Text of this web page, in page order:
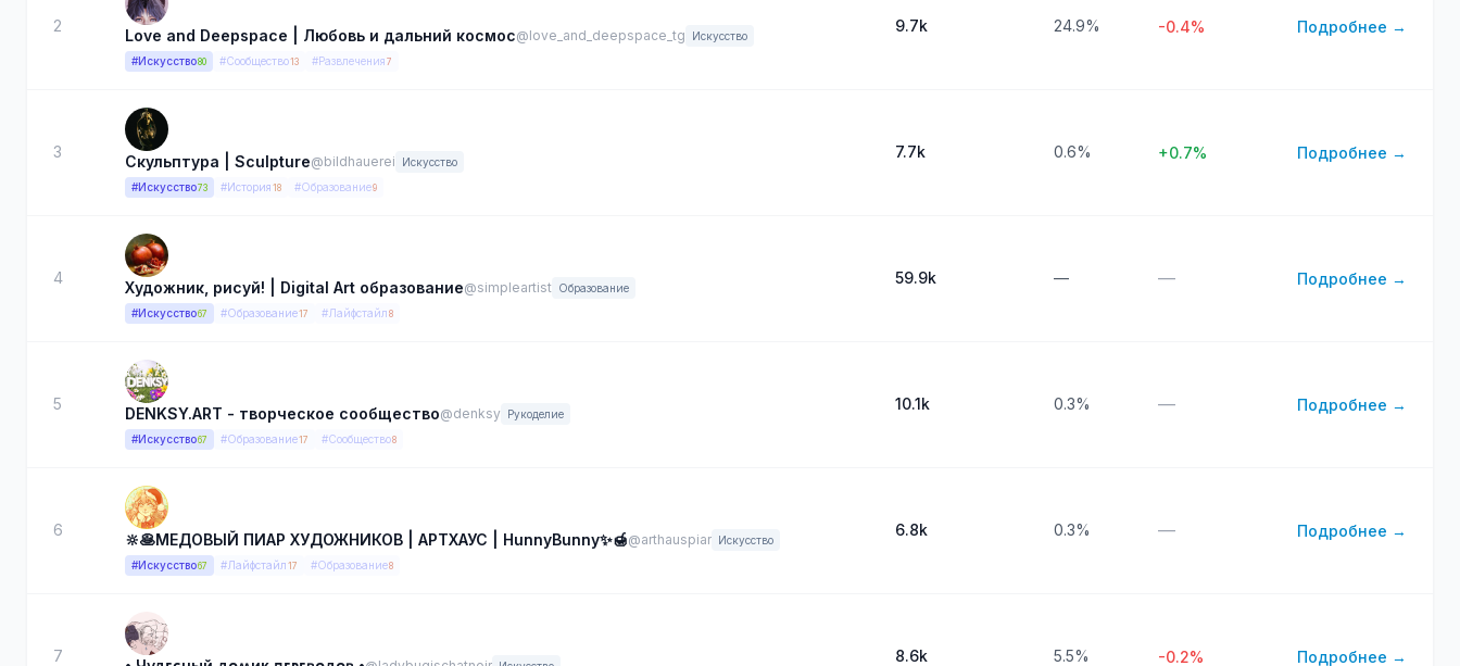
2
Love and Deepspace ️| Любовь и дальний космос@love_and_deepspace_tg
Искусство
#Искусство80 #Сообщество13 #Развлечения 7
9.7k 24.9% -0.4% Подробнее →
3
Скульптура | Sculpture@bildhauerei
Искусство
#Искусство73 #История 18 #Образование9
7.7k 0.6% +0.7% Подробнее →
4
Художник, рисуй! | Digital Art образование@simpleartist Образование
#Искусство67 #Образование17 #Лайфстайл 8
59.9k — — Подробнее →
5
DENKSY.ART - творческое сообщество@denksy Рукоделие
#Искусство67 #Образование17 #Сообщество8
10.1k 0.3% — Подробнее →
6
🔆🥞МЕДОВЫЙ ПИАР ХУДОЖНИКОВ | АРТХАУС | HunnyBunny✨🍯@arthauspiar Искусство
#Искусство67 #Лайфстайл 17 #Образование8
6.8k 0.3% — Подробнее →
7 8.6k 5.5% -0.2% Подробнее →